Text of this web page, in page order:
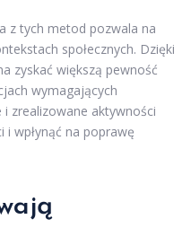
z tych metod pozwala na
społecznych. Dzięki
zyskać większą pewność
wymagających
zrealizowane aktywności
i wpłynąć na poprawę